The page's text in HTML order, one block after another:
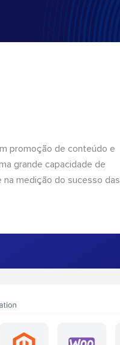
promoção de conteúdo e
grande capacidade de
na medição do sucesso das